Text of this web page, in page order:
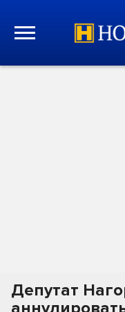
Депутат